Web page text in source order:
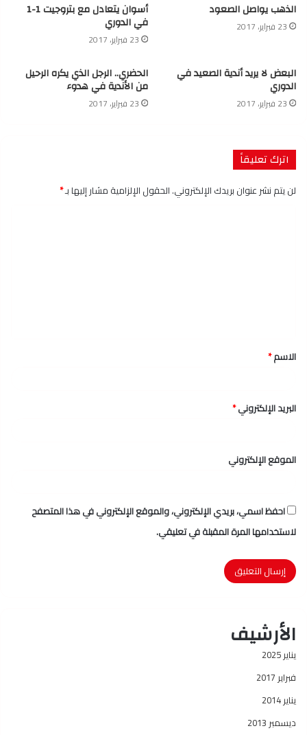
الذهب يواصل الصعود
23 فبراير، 2017
أسوان يتعادل مع بتروجيت 1-1
في الدوري
23 فبراير، 2017
البعض لا يريد أندية الصعيد في
الدوري
23 فبراير، 2017
الحضري.. الرجل الذي يكره الرحيل
من الأندية في هدوء
23 فبراير، 2017
اترك تعليقاً
لن يتم نشر عنوان بريدك الإلكتروني.الحقول الإلزامية مشار إليها بـ*
*
الاسم*
البريد الإلكتروني*
الموقع الإلكتروني
احفظ اسمي، بريدي الإلكتروني، والموقع الإلكتروني في هذا المتصفح
لاستخدامها المرة المقبلة في تعليقي.
الأرشيف
يناير 2025
فبراير 2017
يناير 2014
ديسمبر 2013